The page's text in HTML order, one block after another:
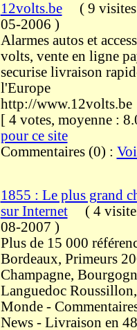
12volts.be(9
05-2006 )
Alarmes autos et
volts, vente en ligne
securise livraison
l'Europe
http://www.12volts.be
[ 4 votes, moyenne
pour ce site
Commentaires (0) :
1855 : Le plus grand
sur Internet(4
08-2007 )
Plus de 15 000
Bordeaux, Primeurs
Champagne,
Languedoc
Monde -
News - Livraison en